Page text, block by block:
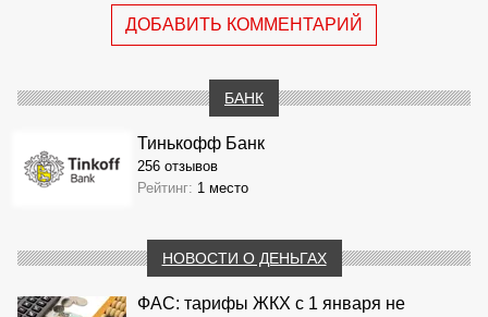
ДОБАВИТЬ КОММЕНТАРИЙ
БАНК
Тинькофф Банк
256 отзывов
Рейтинг: 1 место
НОВОСТИ О ДЕНЬГАХ
ФАС: тарифы ЖКХ с 1 января не